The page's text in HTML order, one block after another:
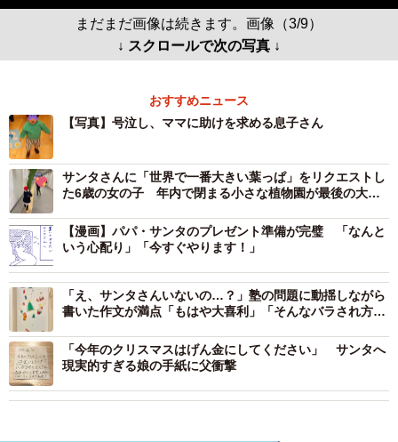
まだまだ画像は続きます。画像（3/9）
↓ スクロールで次の写真 ↓
おすすめニュース
【写真】号泣し、ママに助けを求める息子さん
サンタさんに「世界で一番大きい葉っぱ」をリクエストし
た6歳の女の子 年内で閉まる小さな植物園が最後の大仕
【漫画】パパ・サンタのプレゼント準備が完璧 「なんと
いう心配り」「今すぐやります！」
「え、サンタさんいないの…？」塾の問題に動揺しながら
書いた作文が満点「もはや大喜利」「そんなバラされ方あ
「今年のクリスマスはげん金にしてください」 サンタへ
現実的すぎる娘の手紙に父衝撃